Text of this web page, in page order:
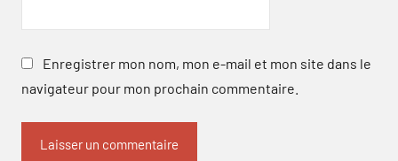
Enregistrer mon nom, mon e-mail et mon site dans le
navigateur pour mon prochain commentaire.